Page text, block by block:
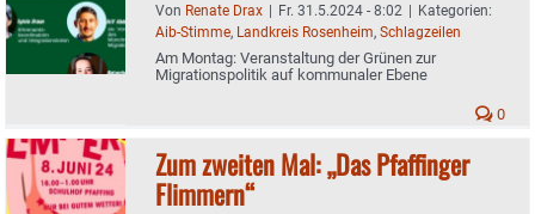
Von Renate Drax | Fr. 31.5.2024 - 8:02 | Kategorien:
Aib-Stimme, Landkreis Rosenheim, Schlagzeilen
Am Montag: Veranstaltung der Grünen zur
Migrationspolitik auf kommunaler Ebene
0
Zum zweiten Mal: „Das Pfaffinger
Flimmern“